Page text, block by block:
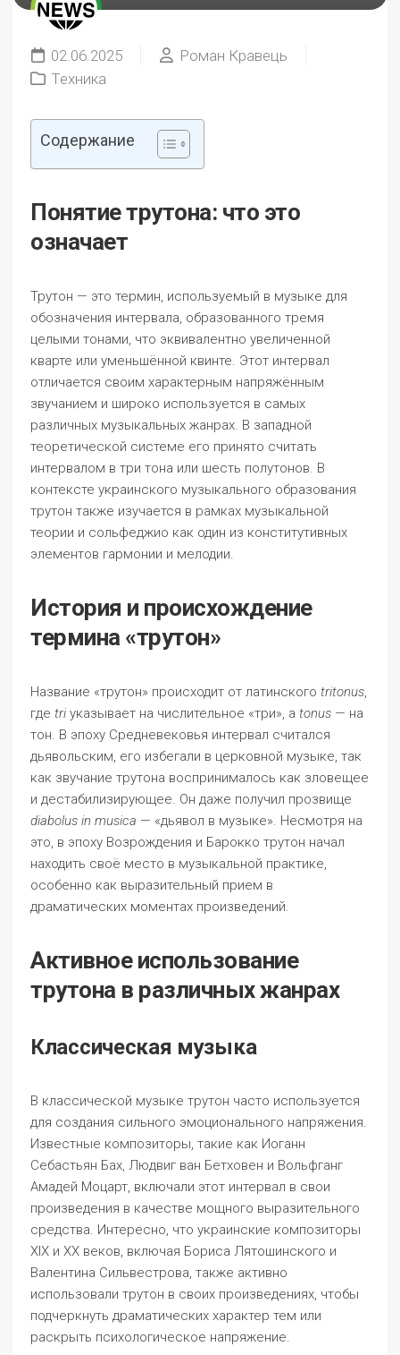
02.06.2025
Роман Кравець
Техника
Содержание
Понятие трутона: что это
означает
Трутон — это термин, используемый в музыке для
обозначения интервала, образованного тремя
целыми тонами, что эквивалентно увеличенной
кварте или уменьшённой квинте. Этот интервал
отличается своим характерным напряжённым
звучанием и широко используется в самых
различных музыкальных жанрах. В западной
теоретической системе его принято считать
интервалом в три тона или шесть полутонов. В
контексте украинского музыкального образования
трутон также изучается в рамках музыкальной
теории и сольфеджио как один из конститутивных
элементов гармонии и мелодии.
История и происхождение
термина «трутон»
Название «трутон» происходит от латинского tritonus,
где tri указывает на числительное «три», а tonus — на
тон. В эпоху Средневековья интервал считался
дьявольским, его избегали в церковной музыке, так
как звучание трутона воспринималось как зловещее
и дестабилизирующее. Он даже получил прозвище
diabolus in musica — «дьявол в музыке». Несмотря на
это, в эпоху Возрождения и Барокко трутон начал
находить своё место в музыкальной практике,
особенно как выразительный прием в
драматических моментах произведений.
Активное использование
трутона в различных жанрах
Классическая музыка
В классической музыке трутон часто используется
для создания сильного эмоционального напряжения.
Известные композиторы, такие как Иоганн
Себастьян Бах, Людвиг ван Бетховен и Вольфганг
Амадей Моцарт, включали этот интервал в свои
произведения в качестве мощного выразительного
средства. Интересно, что украинские композиторы
ХІХ и ХХ веков, включая Бориса Лятошинского и
Валентина Сильвестрова, также активно
использовали трутон в своих произведениях, чтобы
подчеркнуть драматических характер тем или
раскрыть психологическое напряжение.